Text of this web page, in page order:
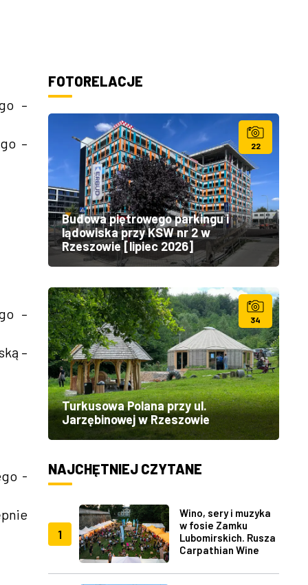
–
–
–
–
-
FOTORELACJE
22
Budowa piętrowego parkingu i
lądowiska przy KSW nr 2 w
Rzeszowie [lipiec 2026]
34
Turkusowa Polana przy ul.
Jarzębinowej w Rzeszowie
NAJCHĘTNIEJ CZYTANE
1
Wino, sery i muzyka
w fosie Zamku
Lubomirskich. Rusza
Carpathian Wine